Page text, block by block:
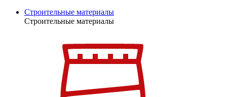
Строительные материалы
Строительные материалы